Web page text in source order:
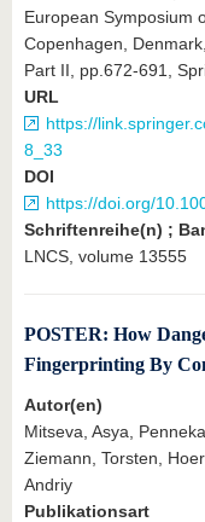
European Symposium
Copenhagen,
Part II, pp.672-691,
URL
https://
8_33
DOI
https://doi.org/
Schriftenreihe(n) ;
LNCS, volume 13555
POSTER: How
Fingerprinting By
Autor(en)
Mitseva, Asya,
Ziemann, Torsten,
Andriy
Publikationsart